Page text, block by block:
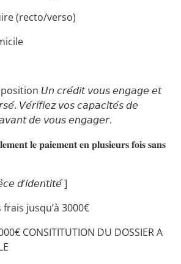
(recto/verso)
𝘜𝘯 𝘤𝘳𝘦́𝘥𝘪𝘵 𝘷𝘰𝘶𝘴 𝘦𝘯𝘨𝘢𝘨𝘦 𝘦𝘵
𝘝𝘦́𝘳𝘪𝘧𝘪𝘦𝘻 𝘷𝘰𝘴 𝘤𝘢𝘱𝘢𝘤𝘪𝘵𝘦́𝘴 𝘥𝘦
𝘥𝘦 𝘷𝘰𝘶𝘴 𝘦𝘯𝘨𝘢𝘨𝘦𝘳.
𝐥𝐞 𝐩𝐚𝐢𝐞𝐦𝐞𝐧𝐭 𝐞𝐧 𝐩𝐥𝐮𝐬𝐢𝐞𝐮𝐫𝐬 𝐟𝐨𝐢𝐬 𝐬𝐚𝐧𝐬
𝘥’𝘪𝘥𝘦𝘯𝘵𝘪𝘵𝘦́ ]
frais jusqu’à 3000€
CONSITITUTION DU DOSSIER A